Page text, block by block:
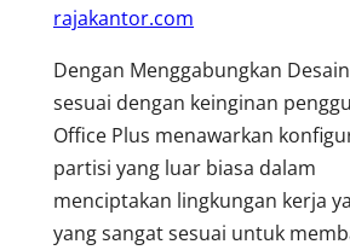
rajakantor.com
Dengan Menggabungkan
sesuai dengan keinginan
Office Plus menawarkan
partisi yang luar biasa dalam
menciptakan lingkungan kerja
yang sangat sesuai untuk